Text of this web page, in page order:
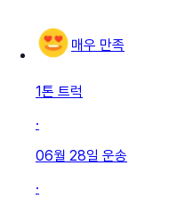
매우 만족
1톤 트럭
·
06월 28일 운송
·